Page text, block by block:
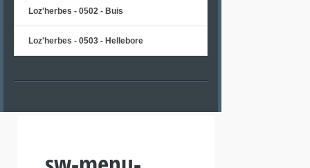
Loz'herbes - 0502 - Buis
Loz'herbes - 0503 - Hellebore